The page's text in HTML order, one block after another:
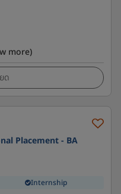
more)
ด
Placement - BA
Internship